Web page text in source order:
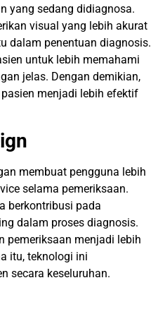
yang sedang didiagnosa.
visual yang lebih akurat
dalam penentuan diagnosis.
untuk lebih memahami
jelas. Dengan demikian,
menjadi lebih efektif
membuat pengguna lebih
selama pemeriksaan.
berkontribusi pada
dalam proses diagnosis.
pemeriksaan menjadi lebih
itu, teknologi ini
secara keseluruhan.